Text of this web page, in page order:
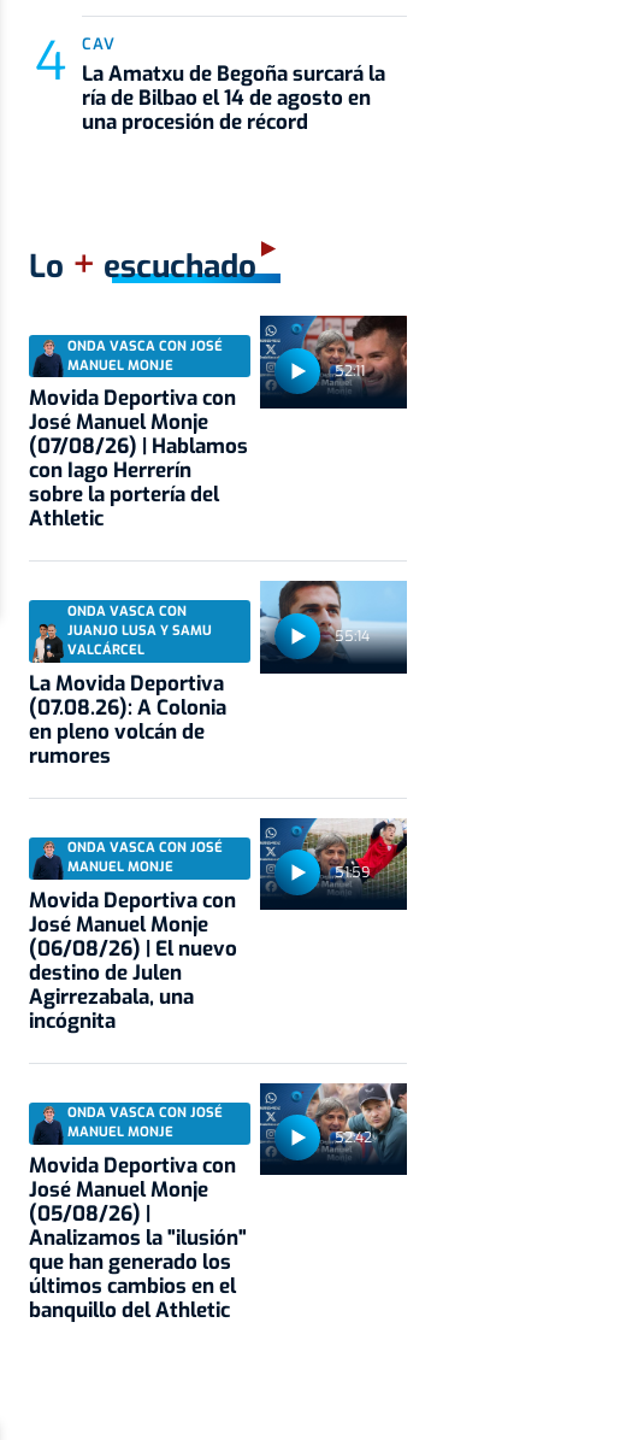
CAV
La Amatxu de Begoña surcará la
ría de Bilbao el 14 de agosto en
una procesión de récord
Lo + escuchado
52:11
ONDA VASCA CON JOSÉ
MANUEL MONJE
Movida Deportiva con
José Manuel Monje
(07/08/26) | Hablamos
con Iago Herrerín
sobre la portería del
Athletic
55:14
ONDA VASCA CON
JUANJO LUSA Y SAMU
VALCÁRCEL
La Movida Deportiva
(07.08.26): A Colonia
en pleno volcán de
rumores
51:59
ONDA VASCA CON JOSÉ
MANUEL MONJE
Movida Deportiva con
José Manuel Monje
(06/08/26) | El nuevo
destino de Julen
Agirrezabala, una
incógnita
52:42
ONDA VASCA CON JOSÉ
MANUEL MONJE
Movida Deportiva con
José Manuel Monje
(05/08/26) |
Analizamos la "ilusión"
que han generado los
últimos cambios en el
banquillo del Athletic